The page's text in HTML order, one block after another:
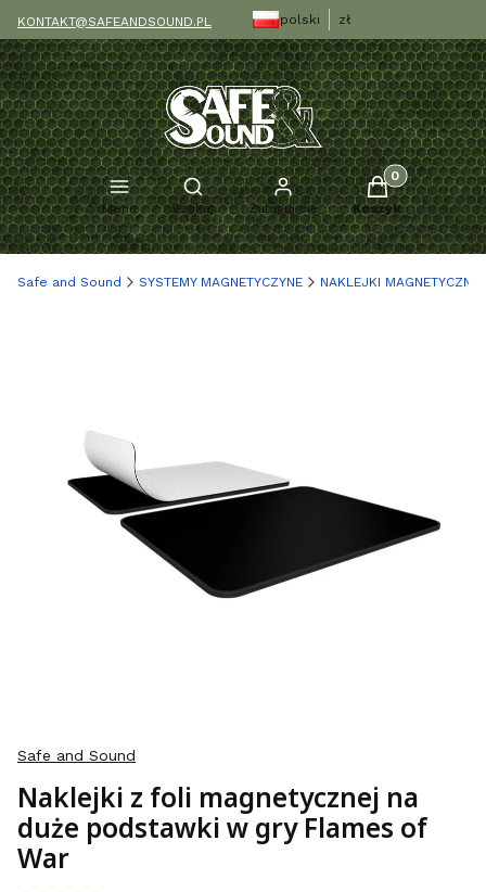
KONTAKT@SAFEANDSOUND.PL polski zł
Menu
Otwórz wyszukiwarkę
Szukaj Zaloguj się
Produkty w
Koszyk
Safe and Sound SYSTEMY MAGNETYCZYNE NAKLEJKI MAGNETYCZNE
Safe and Sound
Naklejki z foli magnetycznej na
duże podstawki w gry Flames of
War